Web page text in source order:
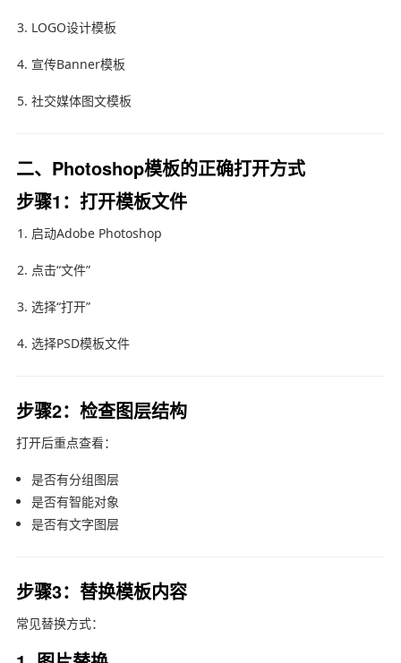
LOGO设计模板
宣传Banner模板
社交媒体图文模板
二、Photoshop模板的正确打开方式
步骤1：打开模板文件
启动Adobe Photoshop
点击“文件”
选择“打开”
选择PSD模板文件
步骤2：检查图层结构
打开后重点查看：
是否有分组图层
是否有智能对象
是否有文字图层
步骤3：替换模板内容
常见替换方式：